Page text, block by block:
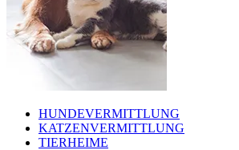
HUNDEVERMITTLUNG
KATZENVERMITTLUNG
TIERHEIME